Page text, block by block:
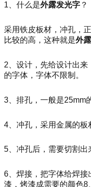
1、什么是外露发光字 ？
采用铁皮板材，冲孔，
比较的高，这种就是外
2、设计，先给设计出
的字体，字体不限制。
3、排孔，一般是25mm
4、冲孔，采用金属的板
5、冲孔后，需要切割出
6、焊接，把字体给焊
漆，烤漆成需要的颜色